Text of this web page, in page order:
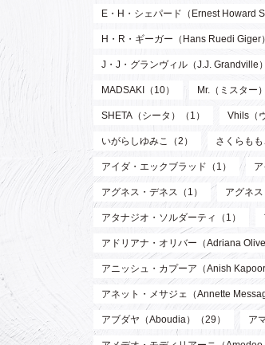
E・H・シェパード（Ernest Howard
H・R・ギーガー（Hans Ruedi Giger
J・J・グランヴィル（J.J. Grandville
MADSAKI（10） Mr.（ミスター
SHETA（シータ）（1） Vhils（
いがらしゆみこ（2） さくらもも
アイダ・エックブラッド（1） ア
アグネス・デネス（1） アグネ
アタナジオ・ソルダーティ（1）
アドリアナ・オリバー（Adriana
アニッシュ・カプーア（Anish Kapoor
アネット・メサジェ（Annette
アブダヤ（Aboudia）（29） ア